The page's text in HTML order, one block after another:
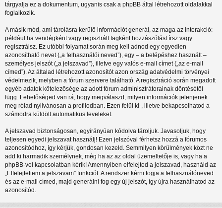
tárgyalja ez a dokumentum, ugyanis csak a phpBB által létrehozott oldalakkal
foglalkozik.
A másik mód, ami tárolásra kerülő információt generál, az maga az interakció:
például ha vendégként vagy regisztrált tagként hozzászólást írsz vagy
regisztrálsz. Ez utóbbi folyamat során meg kell adnod egy egyedien
azonosítható nevet („a felhasználói neved”), egy – a belépéshez használt –
személyes jelszót („a jelszavad”), illetve egy valós e-mail címet („az e-mail
címed”). Az általad létrehozott azonosítót azon ország adatvédelmi törvényei
védelmezik, melyben a fórum szervere található. A regisztráció során megadott
egyéb adatok kötelezősége az adott fórum adminisztrátorainak döntésétől
függ. Lehetőséged van rá, hogy megválaszd, milyen információk jelenjenek
meg rólad nyilvánosan a profilodban. Ezen felül ki-, illetve bekapcsolhatod a
számodra küldött automatikus leveleket.
A jelszavad biztonságosan, egyirányúan kódolva tároljuk. Javasoljuk, hogy
teljesen egyedi jelszavat használj! Ezen jelszóval férhetsz hozzá a fórumos
azonosítódhoz, így kérjük, gondosan kezeld. Semmilyen körülmények közt ne
add ki harmadik személynek, még ha az az oldal üzemeltetője is, vagy ha a
phpBB-vel kapcsolatban kérik! Amennyiben elfelejted a jelszavad, használd az
„Elfelejtettem a jelszavam” funkciót. A rendszer kérni fogja a felhasználóneved
és az e-mail címed, majd generálni fog egy új jelszót, így újra használhatod az
azonosítód.